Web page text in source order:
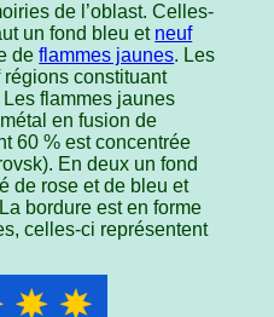
de l’oblast. Celles-
un fond bleu et neuf
deflammes jaunes. Les
constituant
Les flammes jaunes
en fusion de
60 % est concentrée
En deux un fond
de rose et de bleu et
bordure est en forme
celles-ci représentent